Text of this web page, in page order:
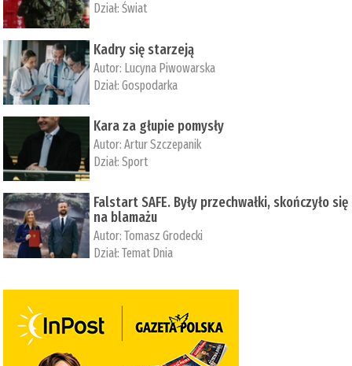
Dział:Świat
Kadry się starzeją
Autor: Lucyna Piwowarska
Dział:Gospodarka
Kara za głupie pomysły
Autor:Artur Szczepanik
Dział:Sport
Falstart SAFE. Były przechwałki, skończyło się
na blamażu
Autor:Tomasz Grodecki
Dział:Temat Dnia